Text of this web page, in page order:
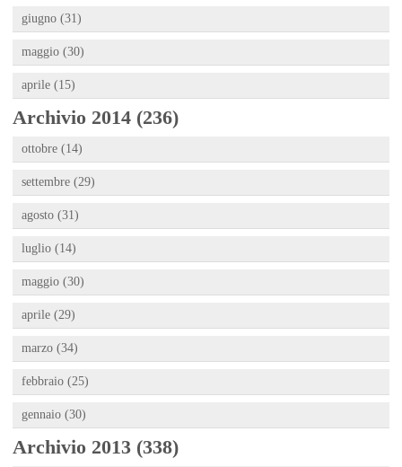
giugno (31)
maggio (30)
aprile (15)
Archivio 2014 (236)
ottobre (14)
settembre (29)
agosto (31)
luglio (14)
maggio (30)
aprile (29)
marzo (34)
febbraio (25)
gennaio (30)
Archivio 2013 (338)